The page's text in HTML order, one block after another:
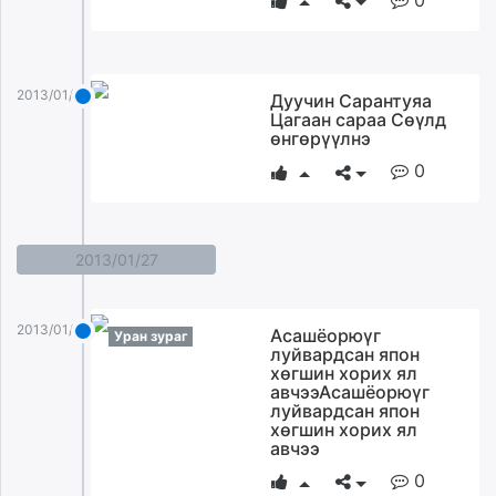
2013/01/30
Дуучин Сарантуяа
Цагаан сараа Сөүлд
өнгөрүүлнэ
0
2013/01/27
2013/01/27 Уран зураг
Асашёорюүг
луйвардсан япон
хөгшин хорих ял
авчээАсашёорюүг
луйвардсан япон
хөгшин хорих ял
авчээ
0